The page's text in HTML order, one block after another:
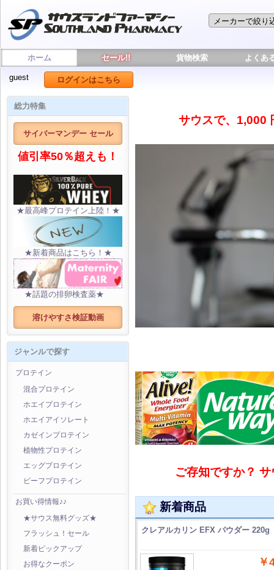
ホーム セール!! 貨物検索 よくあ
guest ログインはこちら
総力特集
サイバーマンデー セール
値引率50％超えも！
★最高峰プロテイン上陸！★
★新着商品はこちら！★
★話題の排卵検査薬★
溶けやすさ検証動画
ジャンルで探す
プロテイン
混合プロテイン
ホエイプロテイン
ホエイアイソレート
カゼインプロテイン
植物性プロテイン
エッグプロテイン
ビーフプロテイン
お買い得情報♪♪
★サウス無料グッズ★
フラッシュ！セール
新着ピックアップ
お得なクーポン
サウスで、1,000
ご存知ですか？
新着商品
クレアルカリン EFX パウダー 220g
￥